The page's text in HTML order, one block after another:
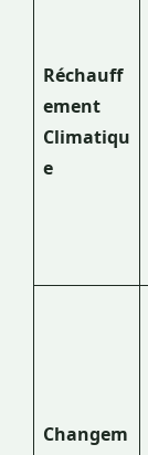
Réchauff
ement
Climatiqu
e
Changem